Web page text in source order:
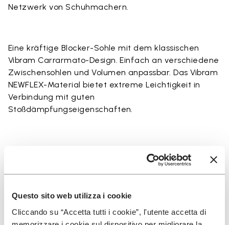
Questo sito web utilizza i cookie
Cliccando su “Accetta tutti i cookie”, l'utente accetta di
Netzwerk von Schuhmachern
Eine kräftige Blocker-Sohle mit dem klassischen
Vibram Carrarmato-Design. Einfach an verschiedene
Zwischensohlen und Volumen anpassbar. Das Vibram
NEWFLEX-Material bietet extreme Leichtigkeit in
Verbindung mit guten
Stoßdämpfungseigenschaften.
Details